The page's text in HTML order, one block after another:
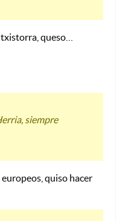
queso…
siempre
quiso hacer